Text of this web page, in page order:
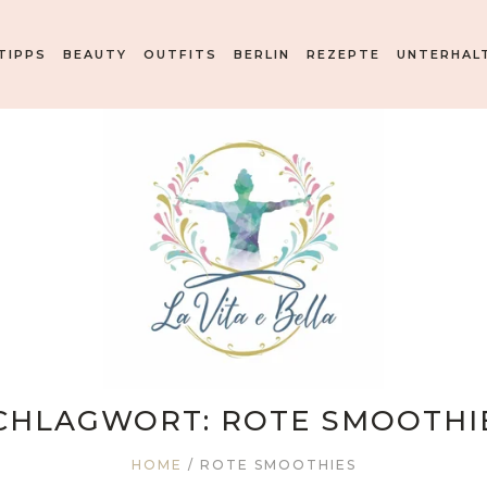
BEAUTY OUTFITS BERLIN REZEPTE
ROTE
HOME / ROTE SMOOTHIES